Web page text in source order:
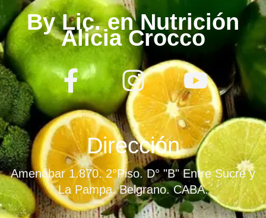
By Lic. en Nutrición
Alicia Crocco
F
a
c
e
b
o
I
n
s
t
a
g
Y
o
u
t
u
b
Dirección
Amenábar 1.870. 2°Piso. D° "B" Entre Sucre y
La Pampa. Belgrano. CABA.